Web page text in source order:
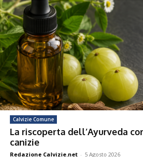
Calvizie Comune
La riscoperta dell’Ayurveda
canizie
Redazione Calvizie.net - 5 Agosto 2026